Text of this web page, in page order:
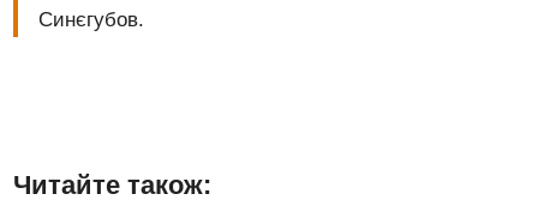
Синєгубов.
Читайте також: